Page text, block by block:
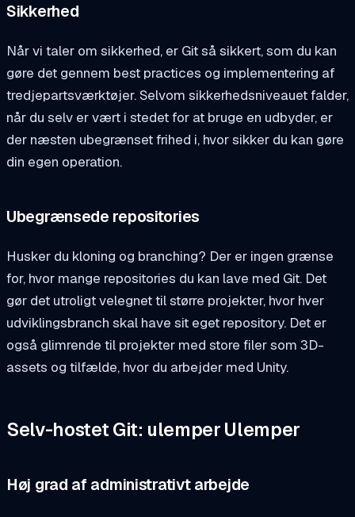
Sikkerhed
Når vi taler om sikkerhed, er Git så sikkert, som du kan
gøre det gennem best practices og implementering af
tredjepartsværktøjer. Selvom sikkerhedsniveauet falder,
når du selv er vært i stedet for at bruge en udbyder, er
der næsten ubegrænset frihed i, hvor sikker du kan gøre
din egen operation.
Ubegrænsede repositories
Husker du kloning og branching? Der er ingen grænse
for, hvor mange repositories du kan lave med Git. Det
gør det utroligt velegnet til større projekter, hvor hver
udviklingsbranch skal have sit eget repository. Det er
også glimrende til projekter med store filer som 3D-
assets og tilfælde, hvor du arbejder med Unity.
Selv-hostet Git: ulemper Ulemper
Høj grad af administrativt arbejde